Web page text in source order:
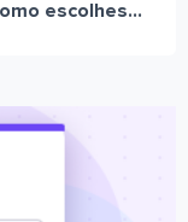
escolhes...